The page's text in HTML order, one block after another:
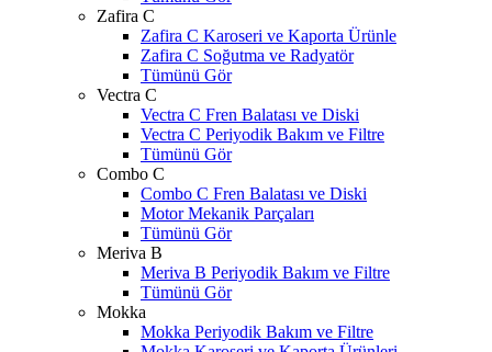
Zafira C
Zafira C Karoseri ve Kaporta Ürünle
Zafira C Soğutma ve Radyatör
Tümünü Gör
Vectra C
Vectra C Fren Balatası ve Diski
Vectra C Periyodik Bakım ve Filtre
Tümünü Gör
Combo C
Combo C Fren Balatası ve Diski
Motor Mekanik Parçaları
Tümünü Gör
Meriva B
Meriva B Periyodik Bakım ve Filtre
Tümünü Gör
Mokka
Mokka Periyodik Bakım ve Filtre